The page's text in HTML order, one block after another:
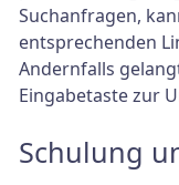
Suchanfragen,
entsprechenden
Andernfalls
Eingabetaste zur
Schulung